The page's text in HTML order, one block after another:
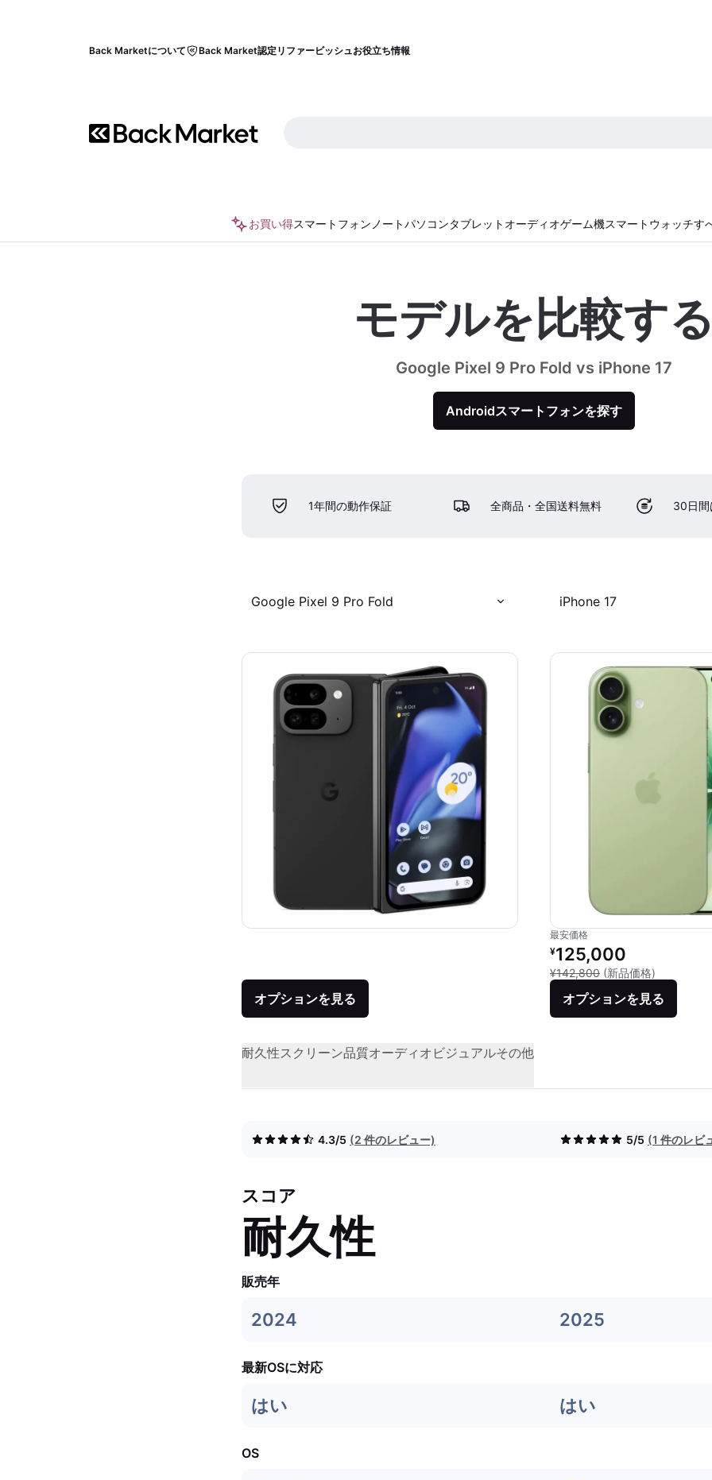
Back Marketについて Back Market認定リファービッシュお役立ち情報
お買い得スマートフォン ノートパソコンタブレット オーディオゲーム機スマートウォッチす
モデルを比較す
Google Pixel 9 Pro Fold vs iPhone 17
Androidスマートフォンを探す
1年間の動作保証 全商品・全国送料無料 30日間
Google Pixel 9 Pro Fold iPhone 17
オプションを見る
最安価格
リファービッシュ品の価格：
¥125,000
¥142,800 (新品価格)
オプションを見る
耐久性スクリーン品質オーディオビジュアルその他
4.3/5 (2 件のレビュー) 5/5 (1 件のレビ
スコア
耐久性
販売年
2024 2025
最新OSに対応
はい はい
OS